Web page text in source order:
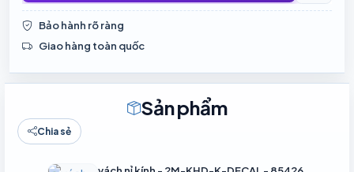
Bảo hành rõ ràng
Giao hàng toàn quốc
Sản phẩm
Chia sẻ